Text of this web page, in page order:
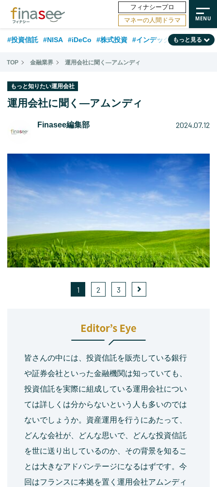
フィナシープロ
マネーの人間ドラマ
#投資信託 #NISA #iDeCo #株式投資 #インデックスファンド
#相談事例 #相続・贈与 #FP #新NISA #ランキング
#フィナンシャル・ウェルビーイング
もっと見る
TOP 金融業界 運用会社に聞く―アムンディ
もっと知りたい運用会社
運用会社に聞く―アムンディ
Finasee編集部 2024.07.12
1 2 3
皆さんの中には、投資信託を販売している銀行
や証券会社といった金融機関は知っていても、
投資信託を実際に組成している運用会社につい
ては詳しくは分からないという人も多いのでは
ないでしょうか。資産運用を行うにあたって、
どんな会社が、どんな思いで、どんな投資信託
を世に送り出しているのか、その背景を知るこ
とは大きなアドバンテージになるはずです。今
回はフランスに本拠を置く運用会社アムンディ